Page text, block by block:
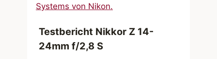
Testbericht Nikkor Z 14-
24mm f/2,8 S